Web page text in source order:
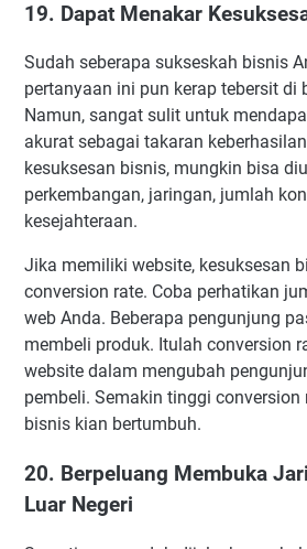
19. Dapat Menakar
Sudah seberapa sukseskah bisnis
pertanyaan ini pun kerap tebersit di
Namun, sangat sulit untuk
akurat sebagai takaran
kesuksesan bisnis, mungkin bisa
perkembangan, jaringan, jumlah
kesejahteraan.
Jika memiliki website, kesuksesan
conversion rate. Coba perhatikan
web Anda. Beberapa pengunjung
membeli produk. Itulah conversion
website dalam mengubah
pembeli. Semakin tinggi conversion
bisnis kian bertumbuh.
20. Berpeluang Membuka
Luar Negeri